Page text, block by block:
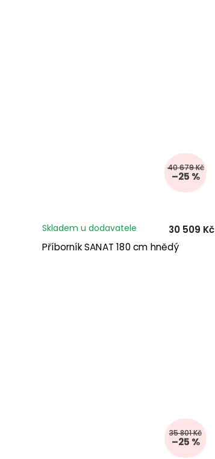
40 679 Kč
–25 %
Příborník SANAT 180 cm hnědý
Skladem u dodavatele 30 509 Kč
35 801 Kč
–25 %